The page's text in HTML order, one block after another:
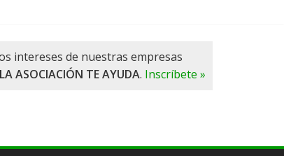
intereses de nuestras empresas
ASOCIACIÓN TE AYUDA. Inscríbete »